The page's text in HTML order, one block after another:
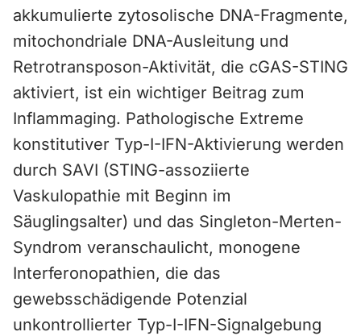
akkumulierte zytosolische DNA-Fragmente,
mitochondriale DNA-Ausleitung und
Retrotransposon-Aktivität, die cGAS-STING
aktiviert, ist ein wichtiger Beitrag zum
Inflammaging. Pathologische Extreme
konstitutiver Typ-I-IFN-Aktivierung werden
durch SAVI (STING-assoziierte
Vaskulopathie mit Beginn im
Säuglingsalter) und das Singleton-Merten-
Syndrom veranschaulicht, monogene
Interferonopathien, die das
gewebsschädigende Potenzial
unkontrollierter Typ-I-IFN-Signalgebung